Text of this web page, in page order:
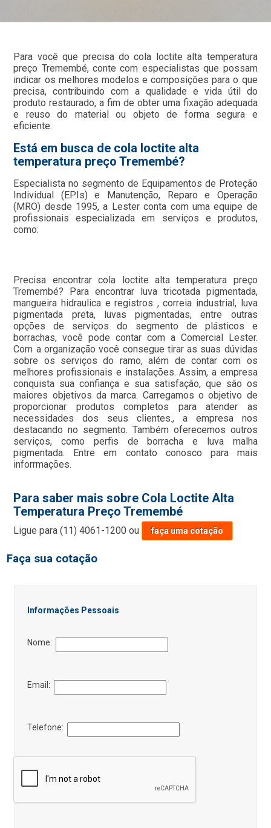
Para você que precisa do cola loctite alta temperatura
preço Tremembé, conte com especialistas que possam
indicar os melhores modelos e composições para o que
precisa, contribuindo com a qualidade e vida útil do
produto restaurado, a fim de obter uma fixação adequada
e reuso do material ou objeto de forma segura e
eficiente.
Está em busca de cola loctite alta
temperatura preço Tremembé?
Especialista no segmento de Equipamentos de Proteção
Individual (EPIs) e Manutenção, Reparo e Operação
(MRO) desde 1995, a Lester conta com uma equipe de
profissionais especializada em serviços e produtos,
como:
Precisa encontrar cola loctite alta temperatura preço
Tremembé? Para encontrar luva tricotada pigmentada,
mangueira hidraulica e registros , correia industrial, luva
pigmentada preta, luvas pigmentadas, entre outras
opções de serviços do segmento de plásticos e
borrachas, você pode contar com a Comercial Lester.
Com a organização você consegue tirar as suas dúvidas
sobre os serviços do ramo, além de contar com os
melhores profissionais e instalações. Assim, a empresa
conquista sua confiança e sua satisfação, que são os
maiores objetivos da marca. Carregamos o objetivo de
proporcionar produtos completos para atender as
necessidades dos seus clientes., a empresa nos
destacando no segmento. Também oferecemos outros
serviços, como perfis de borracha e luva malha
pigmentada. Entre em contato conosco para mais
inforrmações.
Para saber mais sobre Cola Loctite Alta
Temperatura Preço Tremembé
Ligue para(11) 4061-1200 ou faça uma cotação
Faça sua cotação
Informações Pessoais
Nome:
Email:
Telefone: